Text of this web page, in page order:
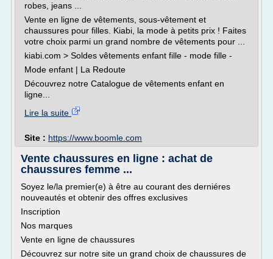
robes, jeans ...
Vente en ligne de vêtements, sous-vêtement et
chaussures pour filles. Kiabi, la mode à petits prix ! Faites
votre choix parmi un grand nombre de vêtements pour ...
kiabi.com > Soldes vêtements enfant fille - mode fille -
Mode enfant | La Redoute
Découvrez notre Catalogue de vêtements enfant en
ligne...
Lire la suite
Site : https://www.boomle.com
Vente chaussures en ligne : achat de
chaussures femme ...
Soyez le/la premier(e) à être au courant des derniéres
nouveautés et obtenir des offres exclusives
Inscription
Nos marques
Vente en ligne de chaussures
Découvrez sur notre site un grand choix de chaussures de